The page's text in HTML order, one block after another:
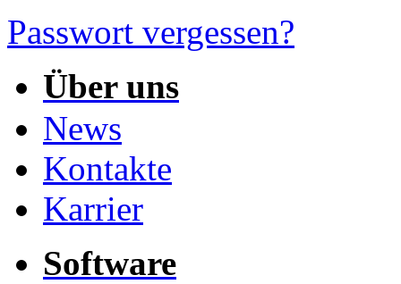
Passwort vergessen?
Über uns
News
Kontakte
Karrier
Software